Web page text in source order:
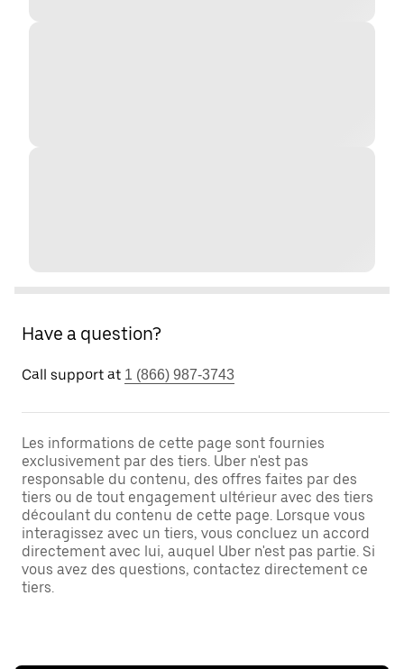
Have a question?
Call support at 1 (866) 987-3743
Les informations de cette page sont fournies
exclusivement par des tiers. Uber n'est pas
responsable du contenu, des offres faites par des
tiers ou de tout engagement ultérieur avec des tiers
découlant du contenu de cette page. Lorsque vous
interagissez avec un tiers, vous concluez un accord
directement avec lui, auquel Uber n'est pas partie. Si
vous avez des questions, contactez directement ce
tiers.